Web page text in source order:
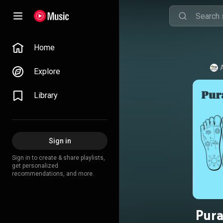
Home
Explore
Library
Sign in
Sign in to create & share playlists,
get personalized
recommendations, and more.